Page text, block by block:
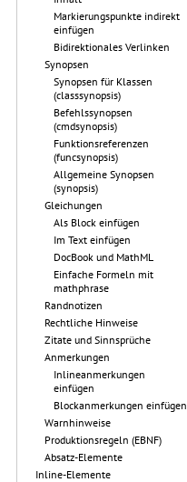
Markierungspunkte indirekt
einfügen
Bidirektionales Verlinken
Synopsen
Synopsen für Klassen
(classsynopsis)
Befehlssynopsen
(cmdsynopsis)
Funktionsreferenzen
(funcsynopsis)
Allgemeine Synopsen
(synopsis)
Gleichungen
Als Block einfügen
Im Text einfügen
DocBook und MathML
Einfache Formeln mit
mathphrase
Randnotizen
Rechtliche Hinweise
Zitate und Sinnsprüche
Anmerkungen
Inlineanmerkungen
einfügen
Blockanmerkungen einfügen
Warnhinweise
Produktionsregeln (EBNF)
Absatz-Elemente
Inline-Elemente